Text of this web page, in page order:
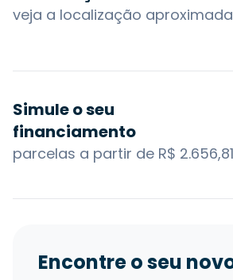
veja a localização aproximada
Simule o seu
financiamento
parcelas a partir de R$ 2.656,81
Encontre o seu